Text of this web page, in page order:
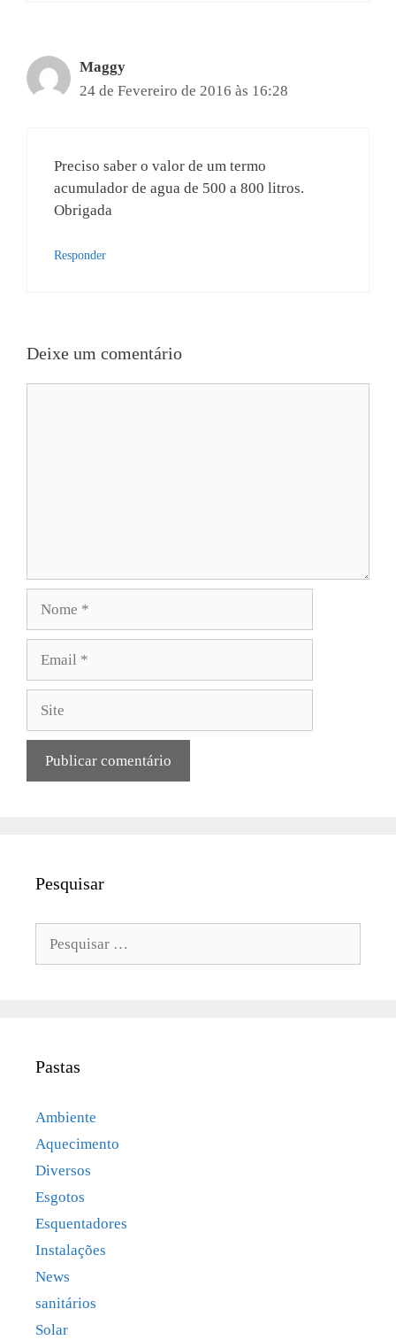
Maggy
24 de Fevereiro de 2016 às 16:28
Preciso saber o valor de um termo
acumulador de agua de 500 a 800 litros.
Obrigada
Responder
Deixe um comentário
Pesquisar
Pastas
Ambiente
Aquecimento
Diversos
Esgotos
Esquentadores
Instalações
News
sanitários
Solar